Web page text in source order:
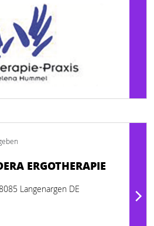
ERGOTHERAPIE
Langenargen DE